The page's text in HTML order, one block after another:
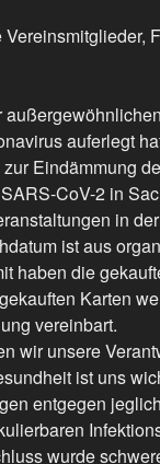
auferlegt
Eindämmung
CoV-2 in
in
ist aus
haben die
Karten
vereinbart.
wir unsere
ist uns
entgegen
wurde